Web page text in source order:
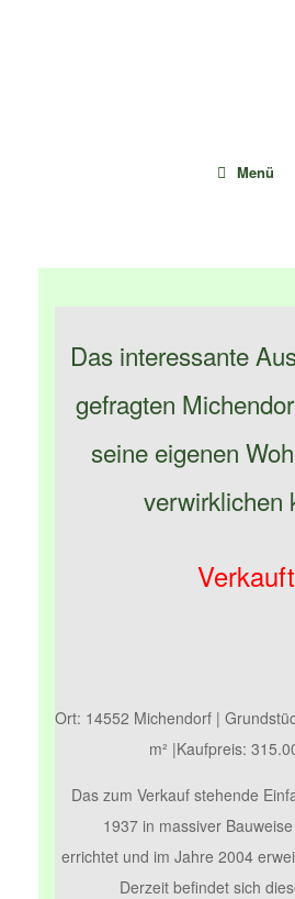
Menü
Das interessante
gefragten
seine eigenen
verwirklichen
Verkauft
Ort: 14552 Michendorf |
m² |Kaufpreis:
Das zum Verkauf stehende
1937 in massiver
errichtet und im Jahre 2004
Derzeit befindet sich